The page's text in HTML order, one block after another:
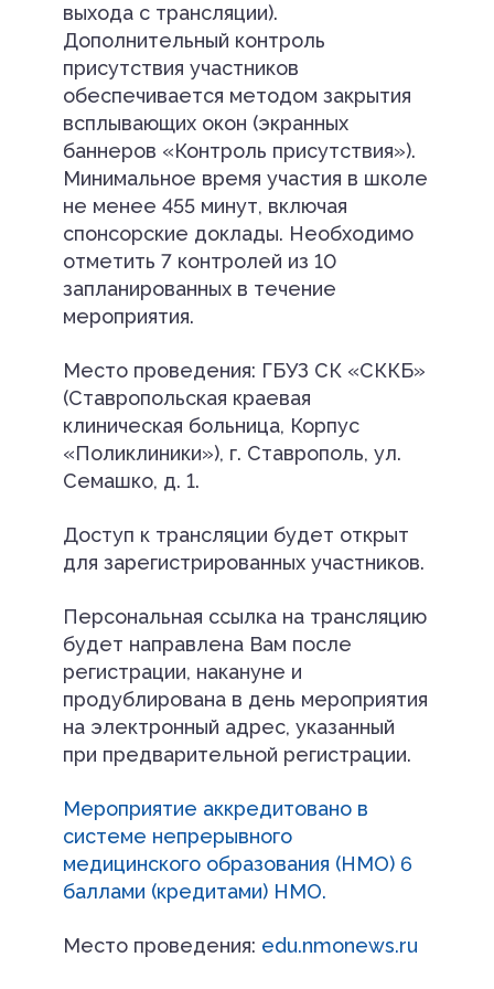
выхода с трансляции).
Дополнительный контроль
присутствия участников
обеспечивается методом закрытия
всплывающих окон (экранных
баннеров «Контроль присутствия»).
Минимальное время участия в школе
не менее 455 минут, включая
спонсорские доклады. Необходимо
отметить 7 контролей из 10
запланированных в течение
мероприятия.
Место проведения: ГБУЗ СК «СККБ»
(Ставропольская краевая
клиническая больница, Корпус
«Поликлиники»), г. Ставрополь, ул.
Семашко, д. 1.
Доступ к трансляции будет открыт
для зарегистрированных участников.
Персональная ссылка на трансляцию
будет направлена Вам после
регистрации, накануне и
продублирована в день мероприятия
на электронный адрес, указанный
при предварительной регистрации.
Мероприятие аккредитовано в
системе непрерывного
медицинского образования (НМО) 6
баллами (кредитами) НМО.
Место проведения: edu.nmonews.ru